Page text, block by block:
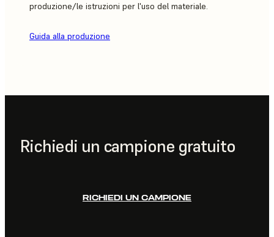
produzione/le istruzioni per l'uso del materiale.
Guida alla produzione
Richiedi un campione gratuito
RICHIEDI UN CAMPIONE